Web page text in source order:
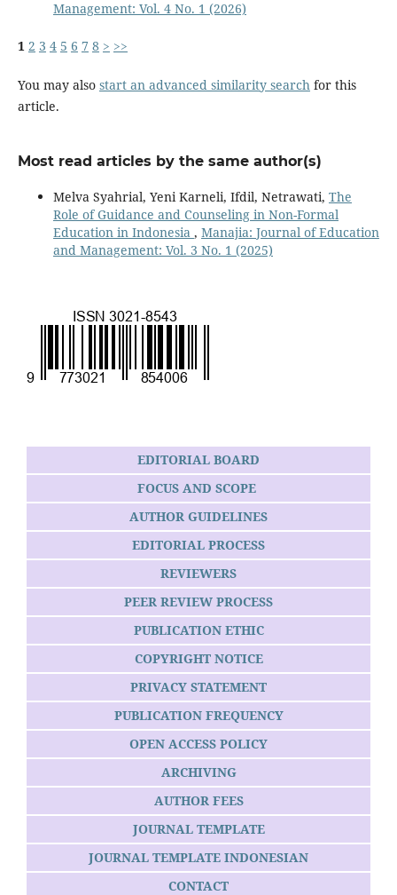
Management: Vol. 4 No. 1 (2026)
1 2 3 4 5 6 7 8 > >>
You may also start an advanced similarity searchfor this
article.
Most read articles by the same author(s)
Melva Syahrial, Yeni Karneli, Ifdil, Netrawati, The
Role of Guidance and Counseling in Non-Formal
Education in Indonesia , Manajia: Journal of Education
and Management: Vol. 3 No. 1 (2025)
EDITORIAL BOARD
FOCUS AND SCOPE
AUTHOR GUIDELINES
EDITORIAL PROCESS
REVIEWERS
PEER REVIEW PROCESS
PUBLICATION ETHIC
COPYRIGHT NOTICE
PRIVACY STATEMENT
PUBLICATION FREQUENCY
OPEN ACCESS POLICY
ARCHIVING
AUTHOR FEES
JOURNAL TEMPLATE
JOURNAL TEMPLATE INDONESIAN
CONTACT